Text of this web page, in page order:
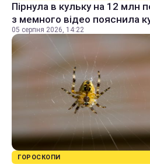
Пірнула в кульку на 12 млн
з мемного відео пояснила
05 серпня 2026, 14:22
ГОРОСКОПИ